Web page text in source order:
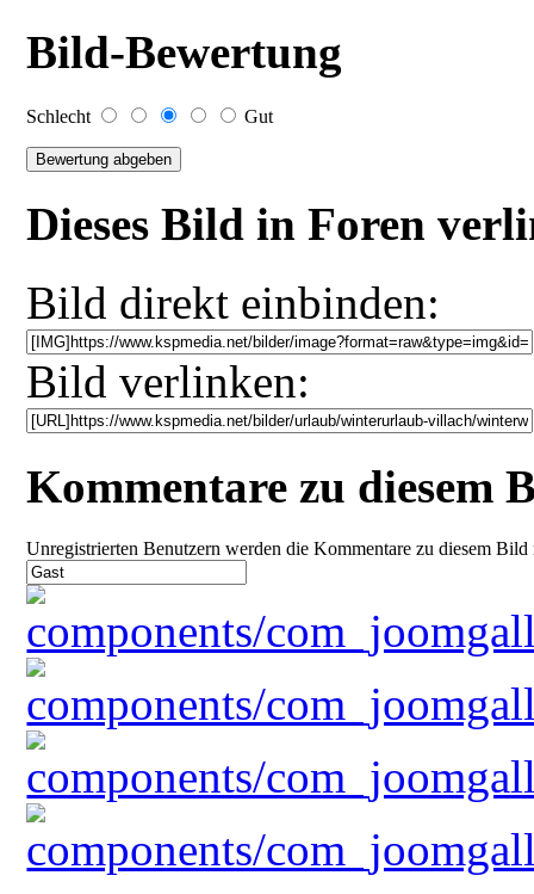
Bild-Bewertung
Schlecht Gut
Dieses Bild in Foren
Bild direkt einbinden:
Bild verlinken:
Kommentare zu diesem
Unregistrierten Benutzern werden die Kommentare zu diesem